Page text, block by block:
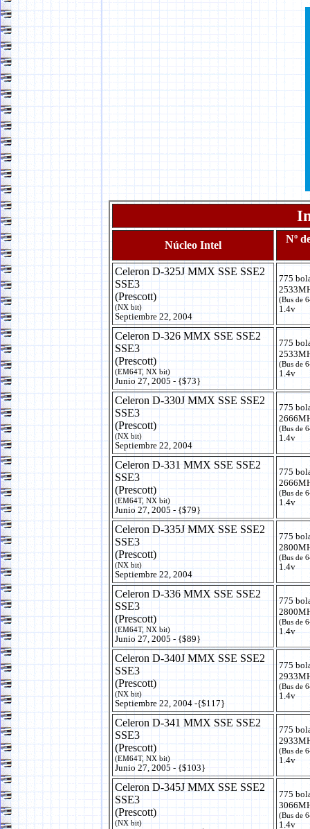
Núcleo Intel
Nº
Celeron D-325J MMX SSE SSE2
SSE3
(Prescott)
(NX bit)
Septiembre 22, 2004
775
(Bus de
1.4v
Celeron D-326 MMX SSE SSE2
SSE3
(Prescott)
(EM64T, NX bit)
Junio 27, 2005 - {$73}
775
(Bus de
1.4v
Celeron D-330J MMX SSE SSE2
SSE3
(Prescott)
(NX bit)
Septiembre 22, 2004
775
(Bus de
1.4v
Celeron D-331 MMX SSE SSE2
SSE3
(Prescott)
(EM64T, NX bit)
Junio 27, 2005 - {$79}
775
(Bus de
1.4v
Celeron D-335J MMX SSE SSE2
SSE3
(Prescott)
(NX bit)
Septiembre 22, 2004
775
(Bus de
1.4v
Celeron D-336 MMX SSE SSE2
SSE3
(Prescott)
(EM64T, NX bit)
Junio 27, 2005 - {$89}
775
(Bus de
1.4v
Celeron D-340J MMX SSE SSE2
SSE3
(Prescott)
(NX bit)
Septiembre 22, 2004 -{$117}
775
(Bus de
1.4v
Celeron D-341 MMX SSE SSE2
SSE3
(Prescott)
(EM64T, NX bit)
Junio 27, 2005 - {$103}
775
(Bus de
1.4v
Celeron D-345J MMX SSE SSE2
SSE3
(Prescott)
(NX bit)
775
(Bus de
1.4v